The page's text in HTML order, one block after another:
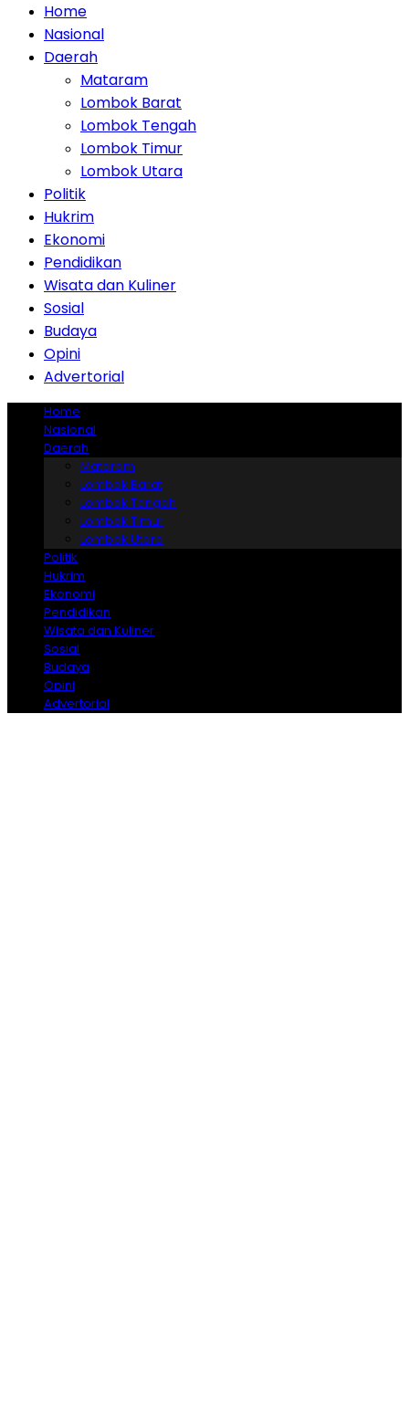
Home
Nasional
Daerah
Mataram
Lombok Barat
Lombok Tengah
Lombok Timur
Lombok Utara
Politik
Hukrim
Ekonomi
Pendidikan
Wisata dan Kuliner
Sosial
Budaya
Opini
Advertorial
Home
Nasional
Daerah
Mataram
Lombok Barat
Lombok Tengah
Lombok Timur
Lombok Utara
Politik
Hukrim
Ekonomi
Pendidikan
Wisata dan Kuliner
Sosial
Budaya
Opini
Advertorial